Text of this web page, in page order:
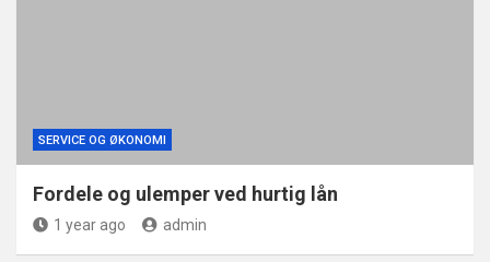
SERVICE OG ØKONOMI
Fordele og ulemper ved hurtig lån
1 year ago admin